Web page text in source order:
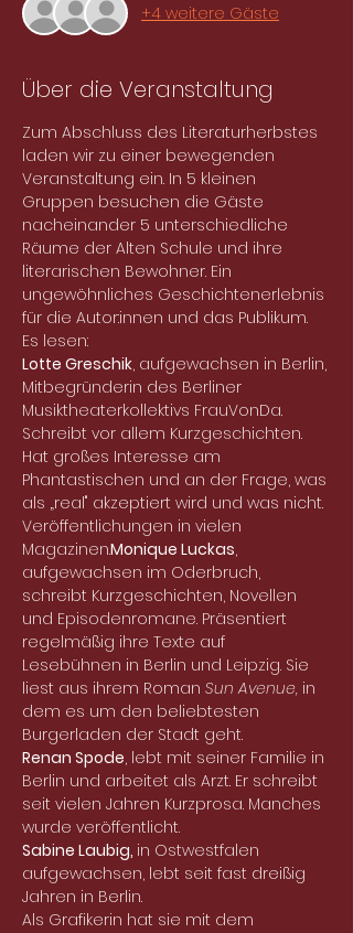
+4 weitere Gäste
Über die Veranstaltung
Zum Abschluss des Literaturherbstes
laden wir zu einer bewegenden
Veranstaltung ein. In 5 kleinen
Gruppen besuchen die Gäste
nacheinander 5 unterschiedliche
Räume der Alten Schule und ihre
literarischen Bewohner. Ein
ungewöhnliches Geschichtenerlebnis
für die Autor:innen und das Publikum.
Es lesen:
Lotte Greschik, aufgewachsen in Berlin,
Mitbegründerin des Berliner
Musiktheaterkollektivs FrauVonDa.
Schreibt vor allem Kurzgeschichten.
Hat großes Interesse am
Phantastischen und an der Frage, was
als „real" akzeptiert wird und was nicht.
Veröffentlichungen in vielen
Magazinen.Monique Luckas,
aufgewachsen im Oderbruch,
schreibt Kurzgeschichten, Novellen
und Episodenromane. Präsentiert
regelmäßig ihre Texte auf
Lesebühnen in Berlin und Leipzig. Sie
liest aus ihrem Roman Sun Avenue, in
dem es um den beliebtesten
Burgerladen der Stadt geht.
Renan Spode, lebt mit seiner Familie in
Berlin und arbeitet als Arzt. Er schreibt
seit vielen Jahren Kurzprosa. Manches
wurde veröffentlicht.
Sabine Laubig, in Ostwestfalen
aufgewachsen, lebt seit fast dreißig
Jahren in Berlin.
Als Grafikerin hat sie mit dem